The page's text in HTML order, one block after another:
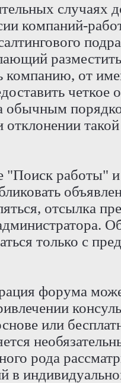
случаях
компаний-
компанию, от
четкое
обычным
работы" и
отсылка
только с
форума
или
рода
в